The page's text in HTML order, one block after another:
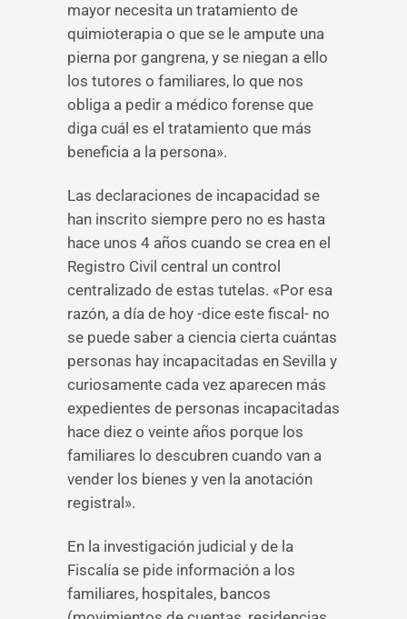
mayor necesita un tratamiento de
quimioterapia o que se le ampute una
pierna por gangrena, y se niegan a ello
los tutores o familiares, lo que nos
obliga a pedir a médico forense que
diga cuál es el tratamiento que más
beneficia a la persona».
Las declaraciones de incapacidad se
han inscrito siempre pero no es hasta
hace unos 4 años cuando se crea en el
Registro Civil central un control
centralizado de estas tutelas. «Por esa
razón, a día de hoy -dice este fiscal- no
se puede saber a ciencia cierta cuántas
personas hay incapacitadas en Sevilla y
curiosamente cada vez aparecen más
expedientes de personas incapacitadas
hace diez o veinte años porque los
familiares lo descubren cuando van a
vender los bienes y ven la anotación
registral».
En la investigación judicial y de la
Fiscalía se pide información a los
familiares, hospitales, bancos